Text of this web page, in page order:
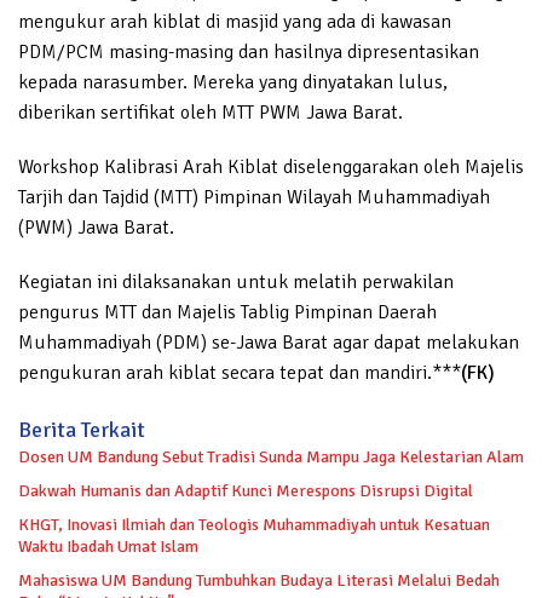
mengukur arah kiblat di masjid yang ada di kawasan
PDM/PCM masing-masing dan hasilnya dipresentasikan
kepada narasumber. Mereka yang dinyatakan lulus,
diberikan sertifikat oleh MTT PWM Jawa Barat.
Workshop Kalibrasi Arah Kiblat diselenggarakan oleh Majelis
Tarjih dan Tajdid (MTT) Pimpinan Wilayah Muhammadiyah
(PWM) Jawa Barat.
Kegiatan ini dilaksanakan untuk melatih perwakilan
pengurus MTT dan Majelis Tablig Pimpinan Daerah
Muhammadiyah (PDM) se-Jawa Barat agar dapat melakukan
pengukuran arah kiblat secara tepat dan mandiri.***(FK)
Berita Terkait
Dosen UM Bandung Sebut Tradisi Sunda Mampu Jaga Kelestarian Alam
Dakwah Humanis dan Adaptif Kunci Merespons Disrupsi Digital
KHGT, Inovasi Ilmiah dan Teologis Muhammadiyah untuk Kesatuan
Waktu Ibadah Umat Islam
Mahasiswa UM Bandung Tumbuhkan Budaya Literasi Melalui Bedah